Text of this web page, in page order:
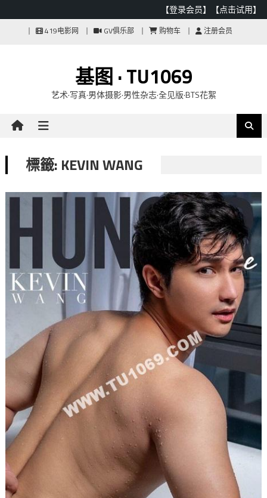
【登录会员】 【点击试用】
419电影网 GV俱乐部 购物车 注册会员
基图 · TU1069
艺术·写真·男体摄影·男性杂志·全见版·BTS花絮
標籤: KEVIN WANG